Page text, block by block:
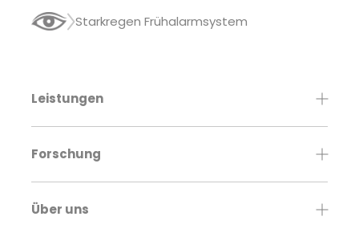
Starkregen Frühalarmsystem
Leistungen
Forschung
Über uns